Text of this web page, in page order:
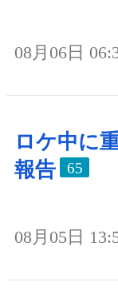
08月06日
ロケ中に
報告
65
08月05日